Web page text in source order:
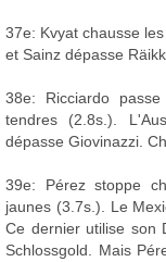
37e: Kvyat chausse
et Sainz dépasse
38e: Ricciardo
tendres (2.8s.).
dépasse Giovinazzi.
39e: Pérez stoppe
jaunes (3.7s.). Le
Ce dernier utilise son
Schlossgold. Mais